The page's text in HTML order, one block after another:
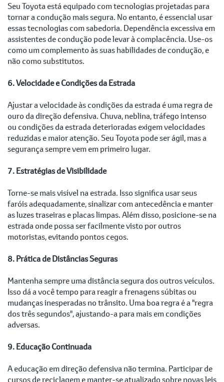
Seu Toyota está equipado com tecnologias projetadas para
tornar a condução mais segura. No entanto, é essencial usar
essas tecnologias com sabedoria. Dependência excessiva em
assistentes de condução pode levar à complacência. Use-os
como um complemento às suas habilidades de condução, e
não como substitutos.
6. Velocidade e Condições da Estrada
Ajustar a velocidade às condições da estrada é uma regra de
ouro da direção defensiva. Chuva, neblina, tráfego intenso
ou condições da estrada deterioradas exigem velocidades
reduzidas e maior atenção. Seu Toyota pode ser ágil, mas a
segurança sempre vem em primeiro lugar.
7. Estratégias de Visibilidade
Torne-se mais visível na estrada. Isso significa usar seus
faróis adequadamente, sinalizar com antecedência e manter
as luzes traseiras e placas limpas. Além disso, posicione-se na
estrada onde possa ser facilmente visto por outros
motoristas, evitando pontos cegos.
8. Prática de Distâncias Seguras
Mantenha sempre uma distância segura dos outros veículos.
Isso dá a você tempo para reagir a frenagens súbitas ou
mudanças inesperadas no trânsito. Uma boa regra é a "regra
dos três segundos", ajustando-a para mais em condições
adversas.
9. Educação Continuada
A educação em direção defensiva não termina. Participar de
cursos de reciclagem e manter-se atualizado sobre novas leis